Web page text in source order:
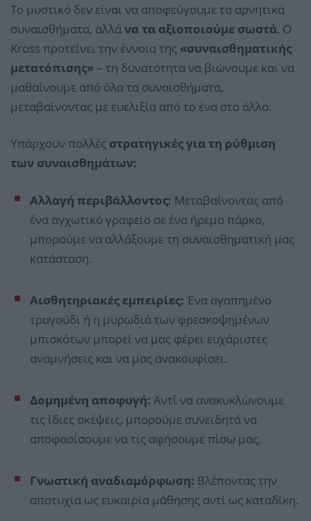
Το μυστικό δεν είναι να αποφεύγουμε τα αρνητικά
συναισθήματα, αλλάνα τα αξιοποιούμε σωστά. Ο
Kross προτείνει την έννοια της «συναισθηματικής
μετατόπισης» – τη δυνατότητα να βιώνουμε και να
μαθαίνουμε από όλα τα συναισθήματα,
μεταβαίνοντας με ευελιξία από το ένα στο άλλο.
Υπάρχουν πολλές στρατηγικές για τη ρύθμιση
των συναισθημάτων:
Αλλαγή περιβάλλοντος: Μεταβαίνοντας από
ένα αγχωτικό γραφείο σε ένα ήρεμο πάρκο,
μπορούμε να αλλάξουμε τη συναισθηματική μας
κατάσταση.
Αισθητηριακές εμπειρίες: Ένα αγαπημένο
τραγούδι ή η μυρωδιά των φρεσκοψημένων
μπισκότων μπορεί να μας φέρει ευχάριστες
αναμνήσεις και να μας ανακουφίσει.
Δομημένη αποφυγή: Αντί να ανακυκλώνουμε
τις ίδιες σκέψεις, μπορούμε συνειδητά να
αποφασίσουμε να τις αφήσουμε πίσω μας.
Γνωστική αναδιαμόρφωση: Βλέποντας την
αποτυχία ως ευκαιρία μάθησης αντί ως καταδίκη.